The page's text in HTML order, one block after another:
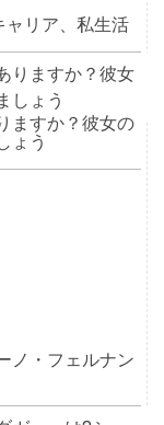
リア、私生活
ますか？彼女の
ょう
ノ・フェルナン